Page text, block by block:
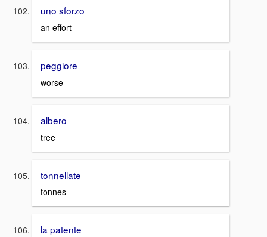
uno sforzo
an effort
peggiore
worse
albero
tree
tonnellate
tonnes
la patente